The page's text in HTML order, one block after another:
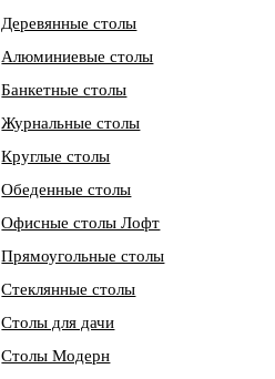
Деревянные столы
Алюминиевые столы
Банкетные столы
Журнальные столы
Круглые столы
Обеденные столы
Офисные столы Лофт
Прямоугольные столы
Стеклянные столы
Столы для дачи
Столы Модерн